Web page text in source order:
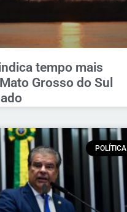
tempo mais
Grosso do Sul
POLÍTICA